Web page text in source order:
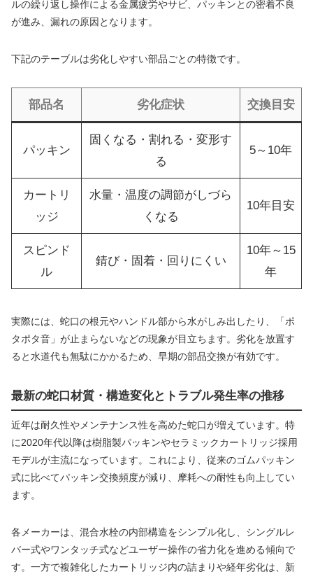
ルの繰り返し操作による金属疲労やサビ、パッキンとの密着不良
が進み、漏れの原因となります。
下記のテーブルは劣化しやすい部品ごとの特徴です。
部品名 劣化症状 交換目安
パッキン
固くなる・割れる・変形す
る
5～10年
カートリ
ッジ
水量・温度の調節がしづら
くなる
10年目安
スピンド
ル
錆び・固着・回りにくい
10年～15
年
実際には、蛇口の根元やハンドル部から水がしみ出したり、「ポ
タポタ音」が止まらないなどの現象が目立ちます。劣化を放置す
ると水道代も無駄にかかるため、早期の部品交換が有効です。
最新の蛇口材質・構造変化とトラブル発生率の推移
近年は耐久性やメンテナンス性を高めた蛇口が増えています。特
に2020年代以降は樹脂製パッキンやセラミックカートリッジ採用
モデルが主流になっています。これにより、従来のゴムパッキン
式に比べてパッキン交換頻度が減り、摩耗への耐性も向上してい
ます。
各メーカーは、混合水栓の内部構造をシンプル化し、シングルレ
バー式やワンタッチ式などユーザー操作の省力化を進める傾向で
す。一方で複雑化したカートリッジ内の詰まりや経年劣化は、新